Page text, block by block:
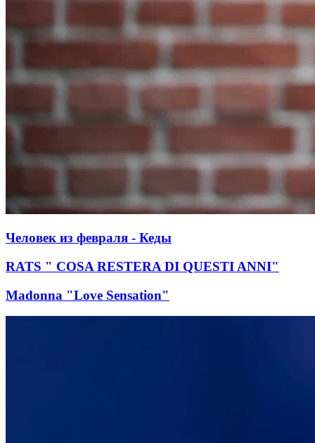
Человек из февраля - Кеды
RATS " COSA RESTERA DI QUESTI ANNI"
Madonna "Love Sensation"